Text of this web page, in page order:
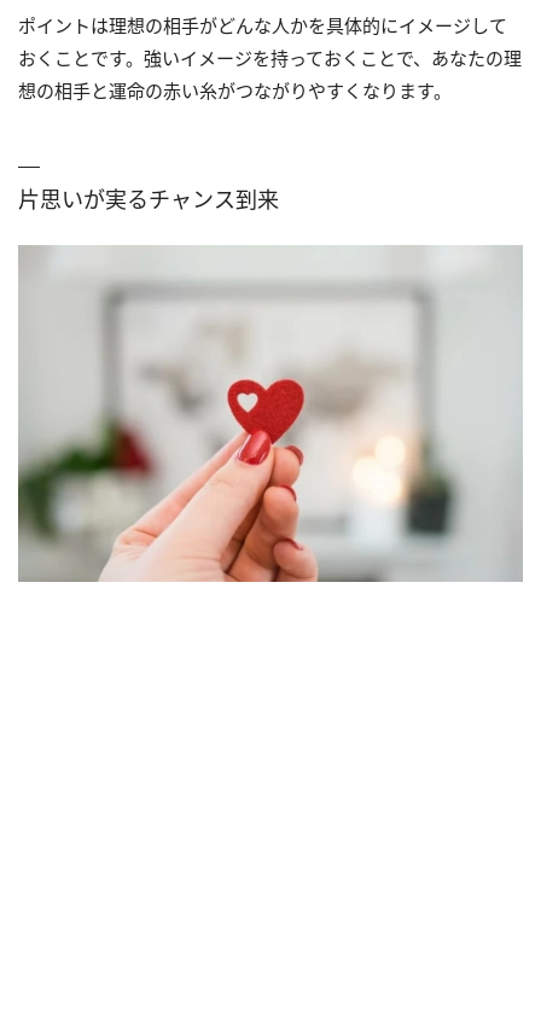
ポイントは理想の相手がどんな人かを具体的にイメージして
おくことです。強いイメージを持っておくことで、あなたの理
想の相手と運命の赤い糸がつながりやすくなります。
片思いが実るチャンス到来